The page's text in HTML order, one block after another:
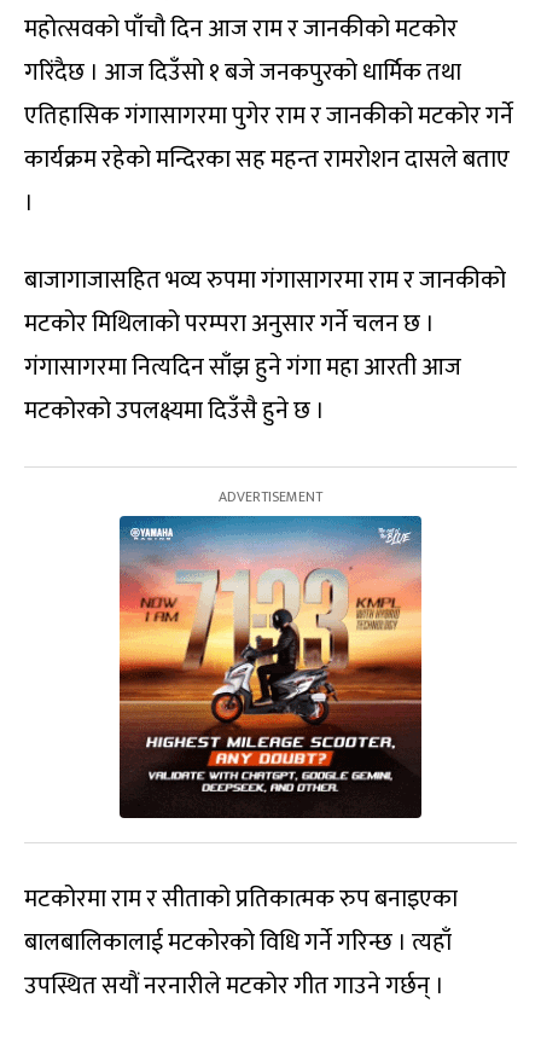
महोत्सवको पाँचौ दिन आज राम र जानकीको मटकोर
गरिंदैछ । आज दिउँसो १ बजे जनकपुरको धार्मिक तथा
एतिहासिक गंगासागरमा पुगेर राम र जानकीको मटकोर गर्ने
कार्यक्रम रहेको मन्दिरका सह महन्त रामरोशन दासले बताए
।
बाजागाजासहित भव्य रुपमा गंगासागरमा राम र जानकीको
मटकोर मिथिलाको परम्परा अनुसार गर्ने चलन छ ।
गंगासागरमा नित्यदिन साँझ हुने गंगा महा आरती आज
मटकोरको उपलक्ष्यमा दिउँसै हुने छ ।
मटकोरमा राम र सीताको प्रतिकात्मक रुप बनाइएका
बालबालिकालाई मटकोरको विधि गर्ने गरिन्छ । त्यहाँ
उपस्थित सयौं नरनारीले मटकोर गीत गाउने गर्छन् ।